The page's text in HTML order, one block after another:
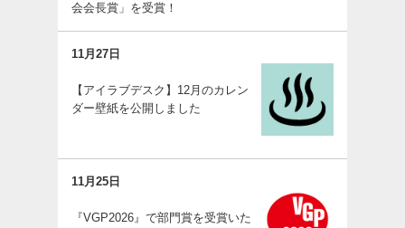
会会長賞」を受賞！
11月27日
【アイラブデスク】12月のカレン
ダー壁紙を公開しました
11月25日
『VGP2026』で部門賞を受賞いた